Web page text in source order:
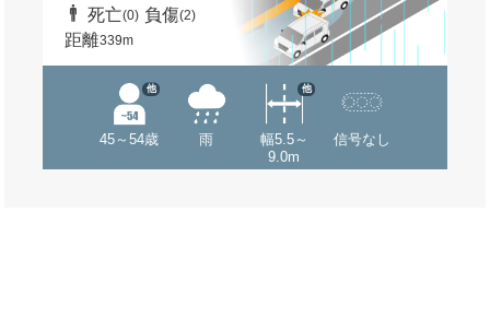
死亡(0) 負傷(2)
距離339m
45～54歳
他
雨
幅5.5～
9.0m
他
信号なし